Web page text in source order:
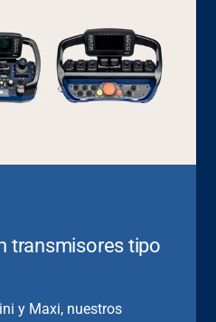
transmisores tipo
y Maxi, nuestros